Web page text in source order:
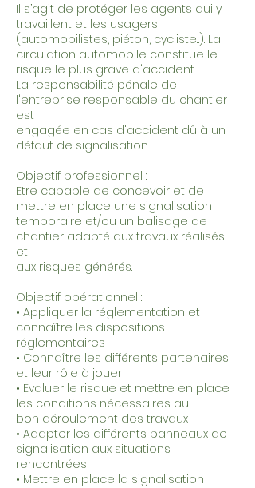
Il s’agit de protéger les agents qui y
travaillent et les usagers
(automobilistes, piéton, cycliste...). La
circulation automobile constitue le
risque le plus grave d'accident.
La responsabilité pénale de
l'entreprise responsable du chantier
est
engagée en cas d'accident dû à un
défaut de signalisation.
Objectif professionnel :
Etre capable de concevoir et de
mettre en place une signalisation
temporaire et/ou un balisage de
chantier adapté aux travaux réalisés
et
aux risques générés.
Objectif opérationnel :
• Appliquer la réglementation et
connaître les dispositions
réglementaires
• Connaître les différents partenaires
et leur rôle à jouer
• Evaluer le risque et mettre en place
les conditions nécessaires au
bon déroulement des travaux
• Adapter les différents panneaux de
signalisation aux situations
rencontrées
• Mettre en place la signalisation